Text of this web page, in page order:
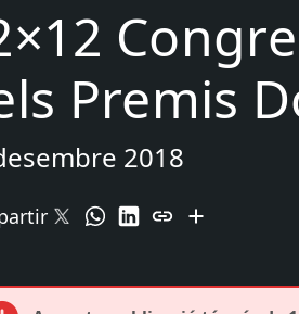
Premis
2018